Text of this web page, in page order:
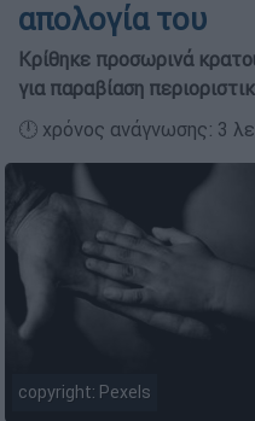
απολογία του
Κρίθηκε προσωρινά
για παραβίαση
🕛 χρόνος ανάγνωσης: 3
copyright: Pexels